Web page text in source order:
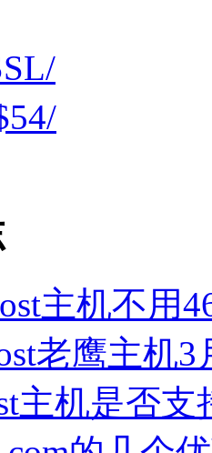
主机不用
老鹰主机
主机是否